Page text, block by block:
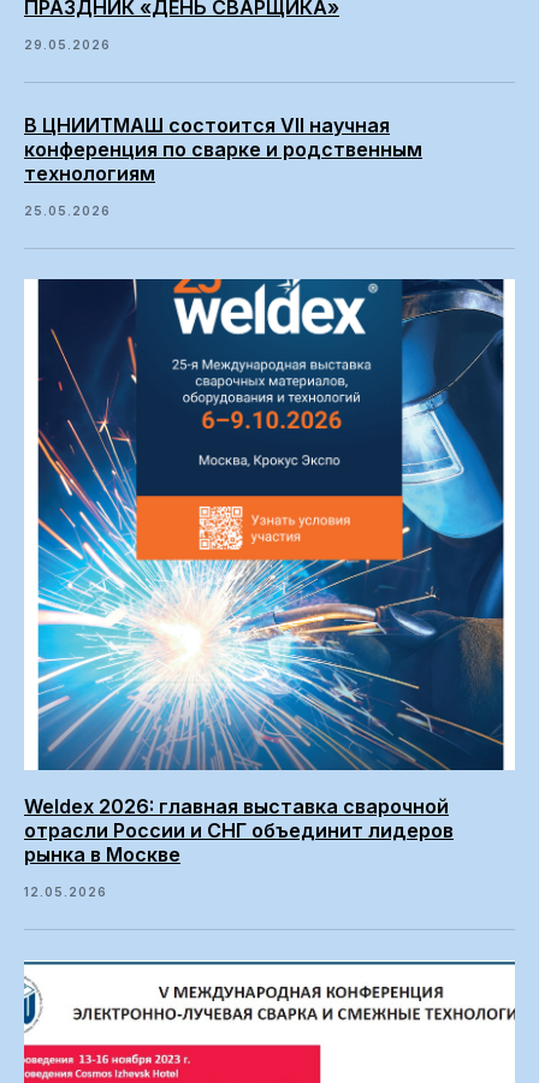
ПРАЗДНИК «ДЕНЬ СВАРЩИКА»
29.05.2026
В ЦНИИТМАШ состоится VII научная
конференция по сварке и родственным
технологиям
25.05.2026
Weldex 2026: главная выставка сварочной
отрасли России и СНГ объединит лидеров
рынка в Москве
12.05.2026